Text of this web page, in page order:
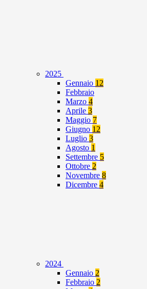
2025
Gennaio 12
Febbraio
Marzo 4
Aprile 3
Maggio 7
Giugno 12
Luglio 3
Agosto 1
Settembre 5
Ottobre 2
Novembre 8
Dicembre 4
2024
Gennaio 2
Febbraio 2